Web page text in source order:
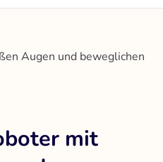
Augen und beweglichen
mit